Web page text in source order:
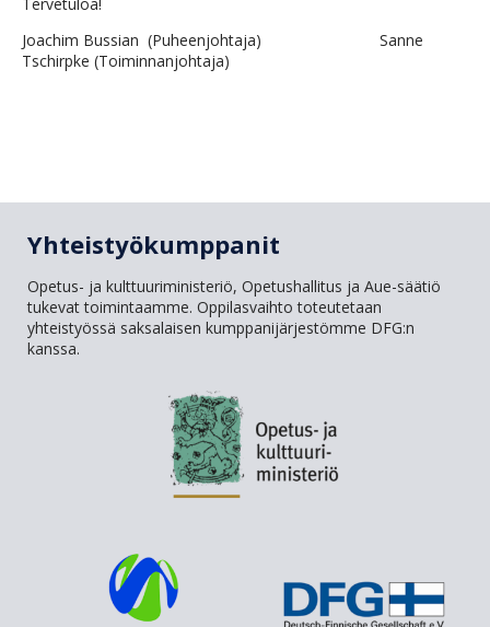
Joachim Bussian (Puheenjohtaja) Sanne
Tschirpke (Toiminnanjohtaja)
Yhteistyökumppanit
Opetus- ja kulttuuriministeriö, Opetushallitus ja Aue-säätiö
tukevat toimintaamme. Oppilasvaihto toteutetaan
yhteistyössä saksalaisen kumppanijärjestömme DFG:n
kanssa.